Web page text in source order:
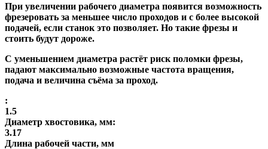
При увеличении рабочего диаметра появится возможность
фрезеровать за меньшее число проходов и с более высокой
подачей, если станок это позволяет. Но такие фрезы и
стоить будут дороже.
С уменьшением диаметра растёт риск поломки фрезы,
падают максимально возможные частота вращения,
подача и величина съёма за проход.
:
1.5
Диаметр хвостовика, мм:
3.17
Длина рабочей части, мм